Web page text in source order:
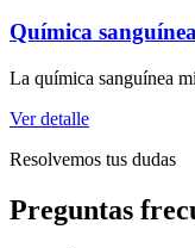
Química sanguínea
La química sanguínea
Ver detalle
Resolvemos tus dudas
Preguntas